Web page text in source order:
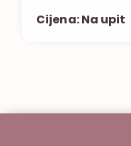
Naslanjajući se
Turisthotela
Cijena: Na upit